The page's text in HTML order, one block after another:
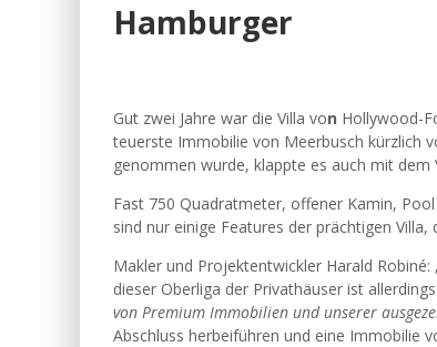
Hamburger
Gut zwei Jahre war die Villa von Hollywood-
teuerste Immobilie von Meerbusch kürzlich
genommen wurde, klappte es auch mit dem
Fast 750 Quadratmeter, offener Kamin,
sind nur einige Features der prächtigen
Makler und Projektentwickler Harald
dieser Oberliga der Privathäuser ist
von Premium Immobilien und unserer
Abschluss herbeiführen und eine Immobilie